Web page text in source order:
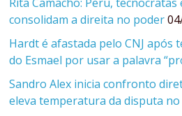
consolidam a direita no poder
Hardt é afastada pelo CNJ após
do Esmael por usar a palavra
Sandro Alex inicia confronto
eleva temperatura da disputa no